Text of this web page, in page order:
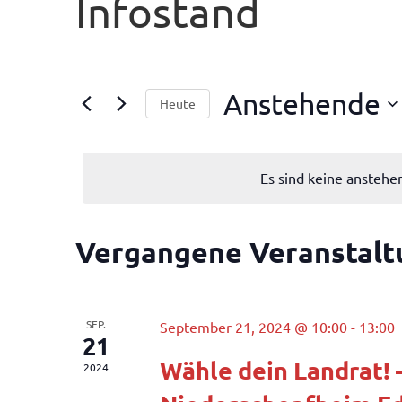
Infostand
Es sind keine
Heute Anstehende
Vergangene
SEP.
21
2024
September 21, 2024 @ 10:00- 13:00
Wähle dein Landrat!